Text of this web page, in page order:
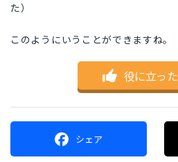
た）
このようにいうことができますね。
役に立った
シェア